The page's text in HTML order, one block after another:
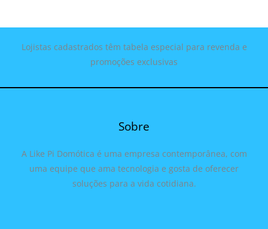
Lojistas cadastrados têm tabela especial para revenda e
promoções exclusivas
Sobre
A Like Pi Domótica é uma empresa contemporânea, com
uma equipe que ama tecnologia e gosta de oferecer
soluções para a vida cotidiana.